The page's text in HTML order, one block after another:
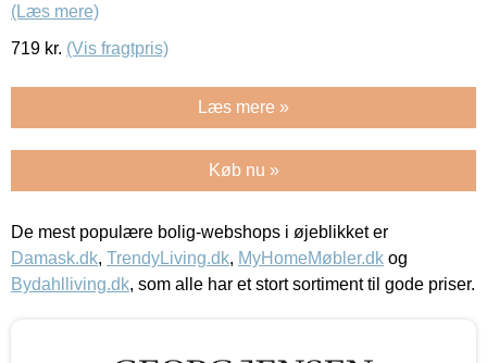
(Læs mere)
719 kr. (Vis fragtpris)
Læs mere »
Køb nu »
De mest populære bolig-webshops i øjeblikket er
Damask.dk, TrendyLiving.dk, MyHomeMøbler.dk og
Bydahlliving.dk, som alle har et stort sortiment til gode priser.